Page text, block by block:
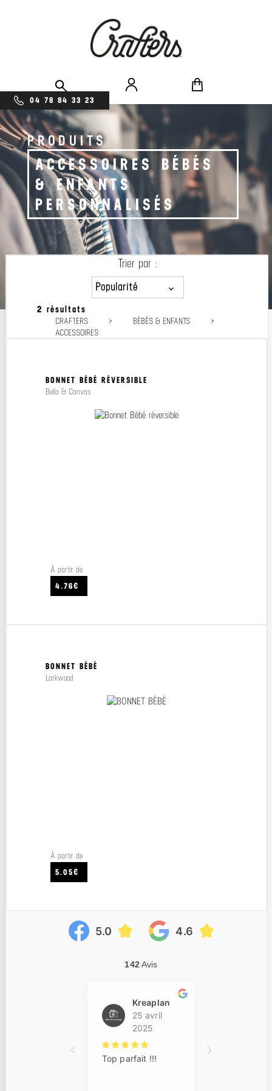
04 78 84 33 23
PRODUITS
ACCESSOIRES BÉBÉS
& ENFANTS
PERSONNALISÉS
2 résultats
CRAFTERS > BÉBÉS & ENFANTS
>
ACCESSOIRES
Trier par :
Popularité
Prix décroissant
BONNET BÉBÉ RÉVERSIBLE
Bella & Canvas
À partir de
4.76€
BONNET BÉBÉ
Larkwood
À partir de
5.05€